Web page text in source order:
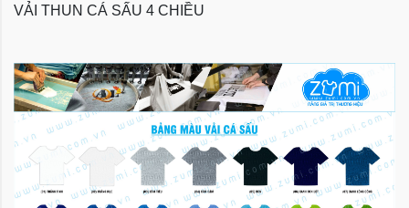
VẢI THUN CÁ SẤU 4 CHIỀU